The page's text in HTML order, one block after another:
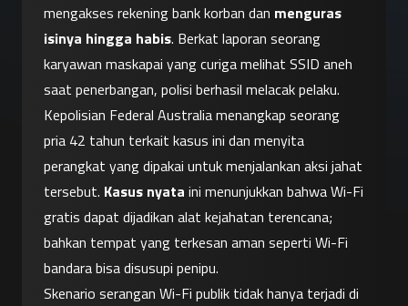
mengakses rekening bank korban dan menguras
isinya hingga habis. Berkat laporan seorang
karyawan maskapai yang curiga melihat SSID aneh
saat penerbangan, polisi berhasil melacak pelaku.
Kepolisian Federal Australia menangkap seorang
pria 42 tahun terkait kasus ini dan menyita
perangkat yang dipakai untuk menjalankan aksi jahat
tersebut. Kasus nyata ini menunjukkan bahwa Wi-Fi
gratis dapat dijadikan alat kejahatan terencana;
bahkan tempat yang terkesan aman seperti Wi-Fi
bandara bisa disusupi penipu.
Skenario serangan Wi-Fi publik tidak hanya terjadi di